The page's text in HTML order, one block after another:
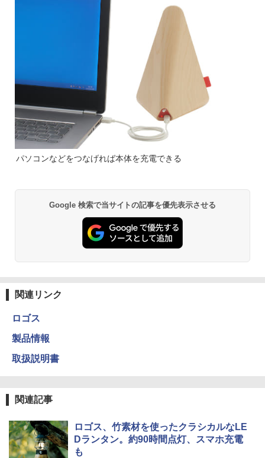
パソコンなどをつなげれば本体を充電できる
Google 検索で当サイトの記事を優先表示させる
関連リンク
ロゴス
製品情報
取扱説明書
関連記事
ロゴス、竹素材を使ったクラシカルなLE
Dランタン。約90時間点灯、スマホ充電
も